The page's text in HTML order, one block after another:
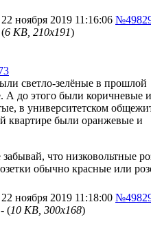
ноября 2019 11:16:06
6 KB, 210x191)
светло-зелёные в прошлой
А до этого были коричневые и
в университетском
квартире были оранжевые и
что низковольтные
обычно красные или
ноября 2019 11:18:00
- (10 KB, 300x168)